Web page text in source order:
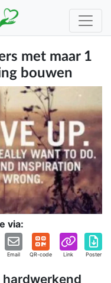
met maar 1
bouwen
via:
Email QR-code Link Poster
hardwerkend